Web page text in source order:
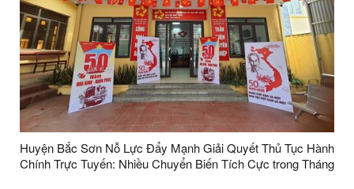
Huyện Bắc Sơn Nỗ Lực Đẩy Mạnh Giải Quyết Thủ Tục Hành
Chính Trực Tuyến: Nhiều Chuyển Biến Tích Cực trong Tháng